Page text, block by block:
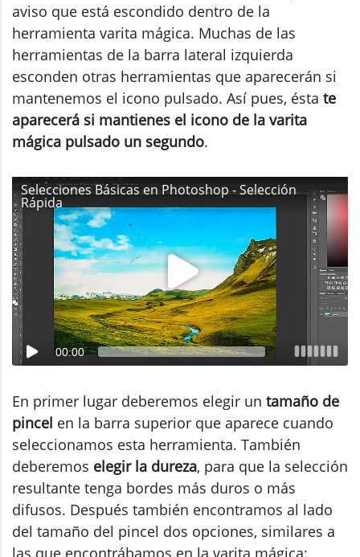
aviso que está escondido dentro de la
herramienta varita mágica. Muchas de las
herramientas de la barra lateral izquierda
esconden otras herramientas que aparecerán si
mantenemos el icono pulsado. Así pues, ésta te
aparecerá si mantienes el icono de la varita
mágica pulsado un segundo.
Selecciones Básicas en Photoshop - Selección
Rápida
00:00
En primer lugar deberemos elegir un tamaño de
pincel en la barra superior que aparece cuando
seleccionamos esta herramienta. También
deberemos elegir la dureza, para que la selección
resultante tenga bordes más duros o más
difusos. Después también encontramos al lado
del tamaño del pincel dos opciones, similares a
las que encontrábamos en la varita mágica: